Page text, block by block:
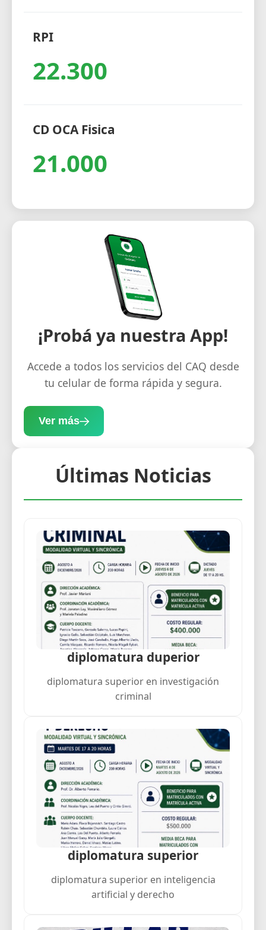
RPI
22.300
CD OCA Fisica
21.000
¡Probá ya nuestra App!
Accede a todos los servicios del CAQ desde
tu celular de forma rápida y segura.
Ver más
Últimas Noticias
diplomatura duperior
diplomatura superior en investigación
criminal
diplomatura superior
diplomatura superior en inteligencia
artificial y derecho